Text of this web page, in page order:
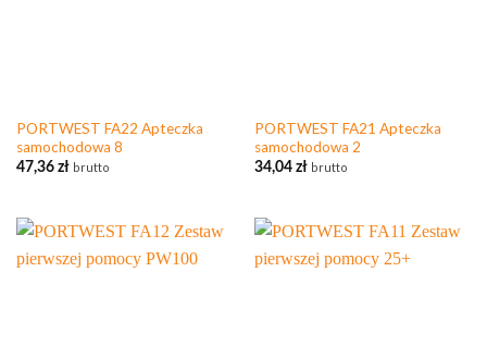
PORTWEST FA22 Apteczka
samochodowa 8
47,36 zł brutto
PORTWEST FA21 Apteczka
samochodowa 2
34,04 zł brutto